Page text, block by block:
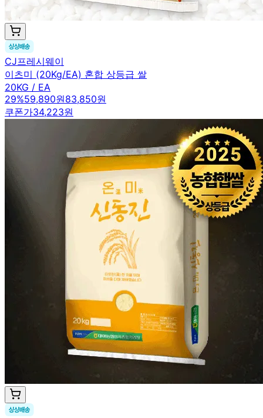
CJ프레시웨이
이츠미 (20Kg/EA) 혼합 상등급 쌀
20KG / EA
29%59,890원83,850원
쿠폰가34,223원